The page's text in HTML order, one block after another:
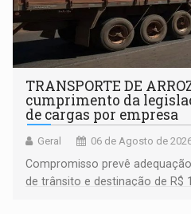
TRANSPORTE DE
cumprimento da
de cargas por empresa
Geral 06 de Agosto de
Compromisso prevê
de trânsito e destinação de R$